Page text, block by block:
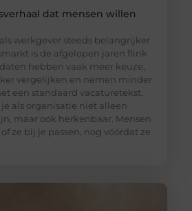
dat mensen willen
werkgever steeds belangrijker
is de afgelopen jaren flink
hebben vaak meer keuze,
vergelijken en nemen minder
een standaard vacaturetekst.
als organisatie niet alleen
maar ook herkenbaar. Mensen
ze bij je passen, nog vóórdat ze